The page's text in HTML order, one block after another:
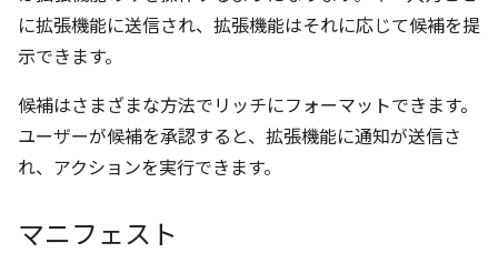
に拡張機能に送信され、拡張機能はそれに応じて候補を提
示できます。
候補はさまざまな方法でリッチにフォーマットできます。
ユーザーが候補を承認すると、拡張機能に通知が送信さ
れ、アクションを実行できます。
マニフェスト